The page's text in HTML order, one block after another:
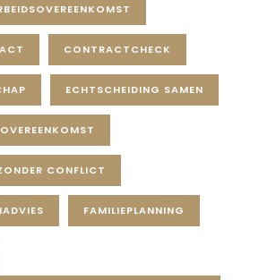
CONTRACTCHECK
ECHTSCHEIDING SAMEN
CONFLICT
FAMILIEPLANNING